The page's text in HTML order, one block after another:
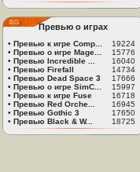
Превью о играх
• Превью к игре Comp...
19224
• Превью о игре Mage...
15776
• Превью Incredible ...
16040
• Превью Firefall
14734
• Превью Dead Space 3
17666
• Превью о игре SimC...
15997
• Превью к игре Fuse
16718
• Превью Red Orche...
16945
• Превью Gothic 3
17650
• Превью Black & W... 18725